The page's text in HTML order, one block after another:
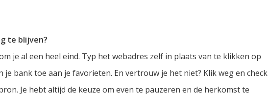
te blijven?
je al een heel eind. Typ het webadres zelf in plaats van te klikken op
je bank toe aan je favorieten. En vertrouw je het niet? Klik weg en check
Je hebt altijd de keuze om even te pauzeren en de herkomst te